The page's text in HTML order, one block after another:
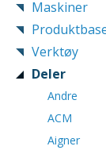
Maskiner
Verktøy
Deler
Andre
ACM
Aigner